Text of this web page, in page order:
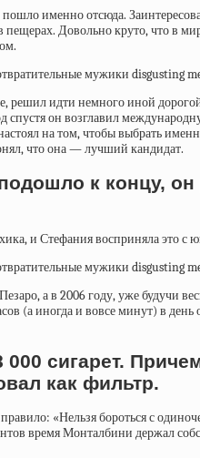
именно отсюда.
Довольно круто, что в
идти немного иной
он возглавил
на том, чтобы выбрать
что она — лучший кандидат.
к концу,
и Стефания восприняла это
а в 2006 году, уже будучи
(а иногда и вовсе минут) в
000 сигарет.
как фильтр.
«Нельзя бороться с
время Монталбини держал